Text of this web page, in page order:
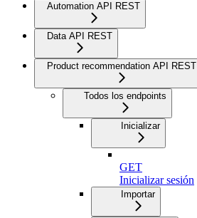
Automation API REST
Data API REST
Product recommendation API REST
Todos los endpoints
Inicializar
GET
Inicializar sesión
Importar